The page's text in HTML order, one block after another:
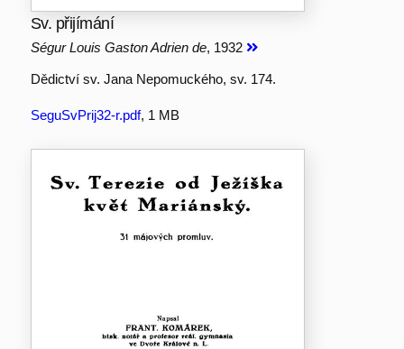
Sv. přijímání
Ségur Louis Gaston Adrien de, 1932
Dědictví sv. Jana Nepomuckého, sv. 174.
SeguSvPrij32-r.pdf, 1 MB